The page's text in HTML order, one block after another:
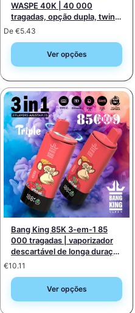
WASPE 40K | 40 000
tragadas, opção dupla, twins,
malha dupla
De €5.43
Ver opções
Bang King 85K 3-em-1 85
000 tragadas | vaporizador
descartável de longa duração
com três opções – venda por
€10.11
Ver opções